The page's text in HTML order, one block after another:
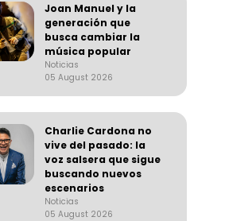
Joan Manuel y la
generación que
busca cambiar la
música popular
Noticias
05 August 2026
Charlie Cardona no
vive del pasado: la
voz salsera que sigue
buscando nuevos
escenarios
Noticias
05 August 2026